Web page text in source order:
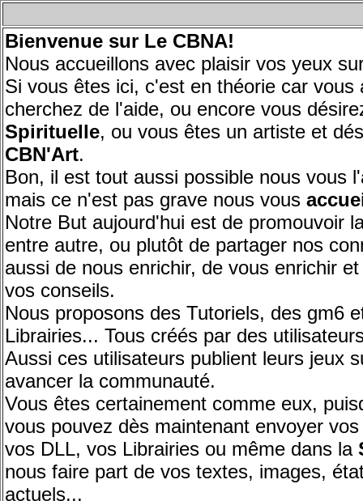
Bienvenue sur Le CBNA!
Nous accueillons avec plaisir vos yeux
Si vous êtes ici, c'est en théorie car
cherchez de l'aide, ou encore vous
Spirituelle, ou vous êtes un artiste et
CBN'Art.
Bon, il est tout aussi possible nous vous
mais ce n'est pas grave nous vous
Notre But aujourd'hui est de promouvoir
entre autre, ou plutôt de partager nos
aussi de nous enrichir, de vous enrichir
vos conseils.
Nous proposons des Tutoriels, des gm6
Librairies... Tous créés par des
Aussi ces utilisateurs publient leurs jeux
avancer la communauté.
Vous êtes certainement comme eux,
vous pouvez dès maintenant envoyer
vos DLL, vos Librairies ou même dans la
nous faire part de vos textes, images,
actuels...